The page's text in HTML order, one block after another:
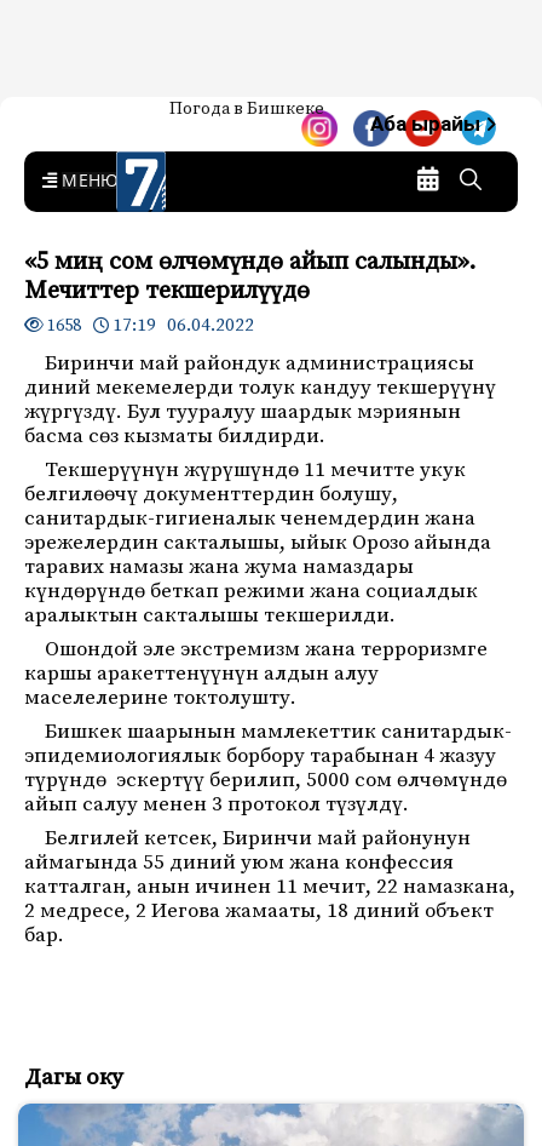
7-канал. Жаңылыктар —
Кыргызстан
Жаңылыктар — Кыргызстан
Погода в Бишкеке
Аба ырайы
MENU
«5 миң сом өлчөмүндө айып салынды».
Мечиттер текшерилүүдө
1658 17:19 06.04.2022
Биринчи май райондук администрациясы
диний мекемелерди толук кандуу текшерүүнү
жүргүздү. Бул тууралуу шаардык мэриянын
басма сөз кызматы билдирди.
Текшерүүнүн жүрүшүндө 11 мечитте укук
белгилөөчү документтердин болушу,
санитардык-гигиеналык ченемдердин жана
эрежелердин сакталышы, ыйык Орозо айында
таравих намазы жана жума намаздары
күндөрүндө беткап режими жана социалдык
аралыктын сакталышы текшерилди.
Ошондой эле экстремизм жана терроризмге
каршы аракеттенүүнүн алдын алуу
маселелерине токтолушту.
Бишкек шаарынын мамлекеттик санитардык-
эпидемиологиялык борбору тарабынан 4 жазуу
түрүндө эскертүү берилип, 5000 сом өлчөмүндө
айып салуу менен 3 протокол түзүлдү.
Белгилей кетсек, Биринчи май районунун
аймагында 55 диний уюм жана конфессия
катталган, анын ичинен 11 мечит, 22 намазкана,
2 медресе, 2 Иегова жамааты, 18 диний объект
бар.
Дагы оку